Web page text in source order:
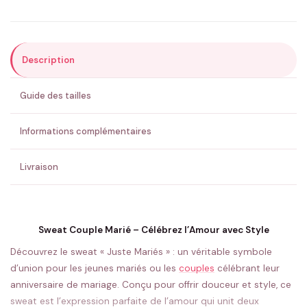
ENVOYER MA DEMANDE ✨
💚 Retour sous 24-48h🇫🇷 Flocage en France✅ Validation avant fabrication
Description
Guide des tailles
Informations complémentaires
Livraison
Sweat Couple Marié – Célébrez l’Amour avec Style
Découvrez le sweat « Juste Mariés » : un véritable symbole
d’union pour les jeunes mariés ou les couples célébrant leur
anniversaire de mariage. Conçu pour offrir douceur et style, ce
sweat est l’expression parfaite de l’amour qui unit deux